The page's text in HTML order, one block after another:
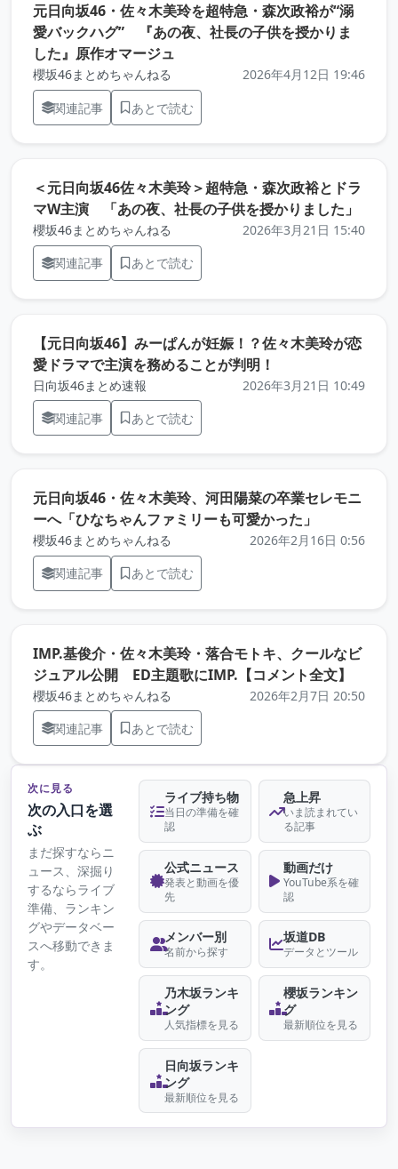
元日向坂46・佐々木美玲を超特急・森次政裕が“溺
愛バックハグ” 『あの夜、社長の子供を授かりま
した』原作オマージュ
櫻坂46まとめちゃんねる
2026年4月12日 19:46
関連記事
あとで読む
＜元日向坂46佐々木美玲＞超特急・森次政裕とドラ
マW主演 「あの夜、社長の子供を授かりました」
櫻坂46まとめちゃんねる
2026年3月21日 15:40
関連記事
あとで読む
【元日向坂46】みーぱんが妊娠！？佐々木美玲が恋
愛ドラマで主演を務めることが判明！
日向坂46まとめ速報
2026年3月21日 10:49
関連記事
あとで読む
元日向坂46・佐々木美玲、河田陽菜の卒業セレモニ
ーへ「ひなちゃんファミリーも可愛かった」
櫻坂46まとめちゃんねる
2026年2月16日 0:56
関連記事
あとで読む
IMP.基俊介・佐々木美玲・落合モトキ、クールなビ
ジュアル公開 ED主題歌にIMP.【コメント全文】
櫻坂46まとめちゃんねる
2026年2月7日 20:50
関連記事
あとで読む
次に見る
次の入口を選
ぶ
まだ探すならニ
ュース、深掘り
するならライブ
準備、ランキン
グやデータベー
スへ移動できま
す。
ライブ持ち物
当日の準備を確
認
急上昇
いま読まれてい
る記事
公式ニュース
発表と動画を優
先
動画だけ
YouTube系を確
認
メンバー別
名前から探す
坂道DB
データとツール
乃木坂ランキ
ング
人気指標を見る
櫻坂ランキン
グ
最新順位を見る
日向坂ランキ
ング
最新順位を見る